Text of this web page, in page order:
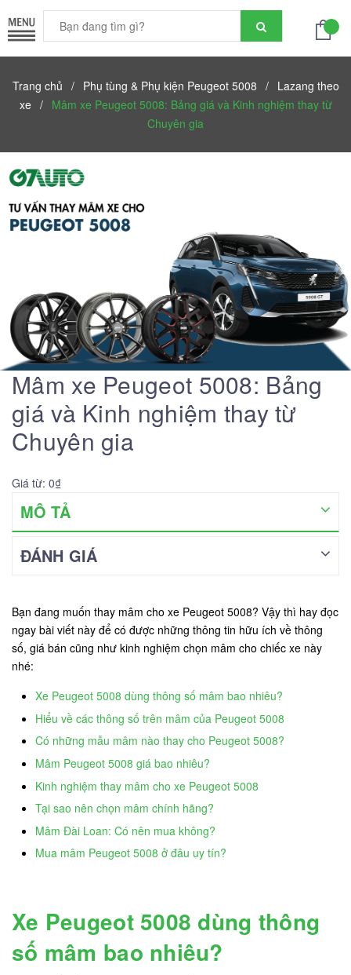
Trang chủ / Phụ tùng & Phụ kiện Peugeot 5008 / Lazang theo
xe / Mâm xe Peugeot 5008: Bảng giá và Kinh nghiệm thay từ
Chuyên gia
Mâm xe Peugeot 5008: Bảng
giá và Kinh nghiệm thay từ
Chuyên gia
Giá từ: 0₫
MÔ TẢ
ĐÁNH GIÁ
Bạn đang muốn thay mâm cho xe Peugeot 5008? Vậy thì hay đọc
ngay bài viết này để có được những thông tin hữu ích về thông
số, giá bán cũng như kinh nghiệm chọn mâm cho chiếc xe này
nhé:
Xe Peugeot 5008 dùng thông số mâm bao nhiêu?
Hiểu về các thông số trên mâm của Peugeot 5008
Có những mẫu mâm nào thay cho Peugeot 5008?
Mâm Peugeot 5008 giá bao nhiêu?
Kinh nghiệm thay mâm cho xe Peugeot 5008
Tại sao nên chọn mâm chính hãng?
Mâm Đài Loan: Có nên mua không?
Mua mâm Peugeot 5008 ở đâu uy tín?
Xe Peugeot 5008 dùng thông
số mâm bao nhiêu?